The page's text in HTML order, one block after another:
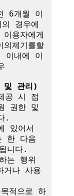
6개월 이
경우에
용자에게
제기를할
이내에 이
및 관리)
공 시 접
권한 및
.
있어서
한 다음
니다.
는 행위
거나 사용
적으로 하